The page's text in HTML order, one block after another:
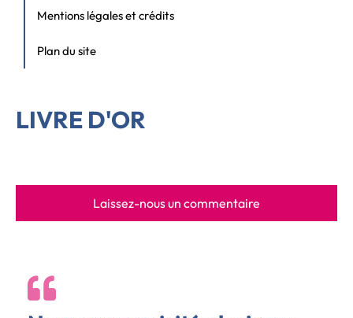
Mentions légales et crédits
Plan du site
LIVRE D'OR
Laissez-nous un commentaire